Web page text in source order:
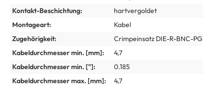
Kontakt-Beschichtung:
hartvergoldet
Montageart:
Kabel
Zugehörigkeit:
Crimpeinsatz DIE-R-BNC-PG
Kabeldurchmesser min. [mm]:
4,7
Kabeldurchmesser min. ["]:
0.185
Kabeldurchmesser max. [mm]:
4,7